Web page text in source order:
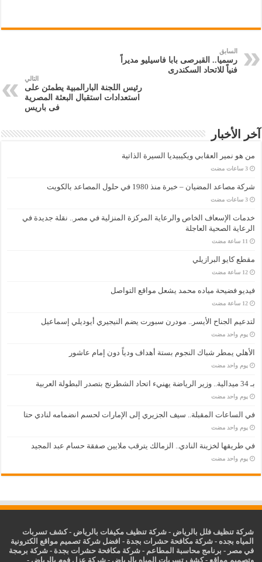
السابق
رسميا.. القبرصى بابا فاسيليو مديراً
فنياً للاتحاد السكندرى
التالي
رئيس اللجنة البارالمبية يطمئن على
استعدادات استقبال البعثة المصرية
فى باريس
آخر الأخبار
من هو نمير العقابي ويكيبيديا السيرة الذاتية
‏3 ساعات مضت
شركة مصاعد المضيان – خبرة منذ 1980 في حلول المصاعد بالكويت
‏3 ساعات مضت
خدمات الإسعاف الخاص والرعاية المركزة المنزلية في مصر.. نقلة جديدة في
الرعاية الصحية العاجلة
مقطع كايو البرازيلي
‏12 ساعة مضت
فيديو فضيحة مياده محمد يشعل مواقع التواصل
‏12 ساعة مضت
لتدعيم الجناح الأيسر.. مودرن سبورت يضم النيجيري أيوديلي إسماعيل
‏يوم واحد مضت
الأهلي يمطر شباك النجوم بستة أهداف ودياً دون إمام عاشور
‏يوم واحد مضت
بـ 34 ميدالية.. وزير الرياضة يهنيء اتحاد الشطرنج بتصدر البطولة العربية
‏يوم واحد مضت
في الساعات المقبلة.. سيف الجزيري إلى الإمارات لحسم انضمامه لنادي حتا
‏يوم واحد مضت
في طريقها لخزينة النادي.. الزمالك يترقب ملايين صفقة حسام عبد المجيد
‏يوم واحد مضت
شركة تنظيف فلل بالرياض -شركة تنظيف مكيفات بالرياض -كشف تسربات
المياه بجده -شركة مكافحة حشرات بجدة - افضل شركة تصميم مواقع الكترونية
في مصر - برنامج محاسبة المطاعم -شركة مكافحة حشرات بجدة -شركة برمجة
وتصميم مواقع -كشف تسربات المياه بالرياض -شركة عزل فوم بالرياض -